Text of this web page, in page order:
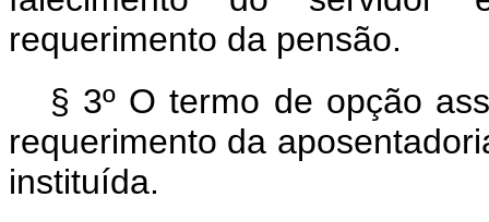
requerimento da pensão.
§ 3º O termo de opção
requerimento da
instituída.